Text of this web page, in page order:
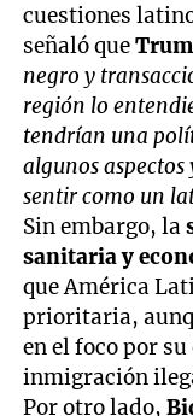
cuestiones
señaló que
negro y
región lo
tendrían una
algunos
sentir como un
Sin embargo, la
sanitaria y
que América
prioritaria,
en el foco por
inmigración
Por otro lado,